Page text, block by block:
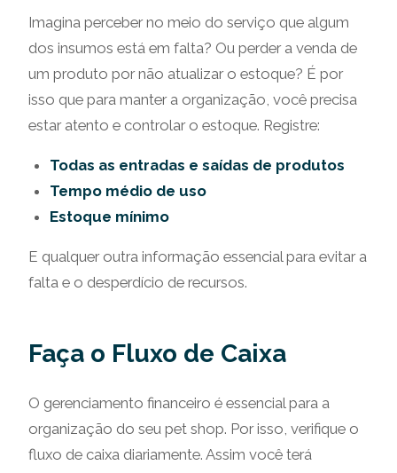
Imagina perceber no meio do serviço que algum
dos insumos está em falta? Ou perder a venda de
um produto por não atualizar o estoque? É por
isso que para manter a organização, você precisa
estar atento e controlar o estoque. Registre:
Todas as entradas e saídas de produtos
Tempo médio de uso
Estoque mínimo
E qualquer outra informação essencial para evitar a
falta e o desperdício de recursos.
Faça o Fluxo de Caixa
O gerenciamento financeiro é essencial para a
organização do seu pet shop. Por isso, verifique o
fluxo de caixa diariamente. Assim você terá